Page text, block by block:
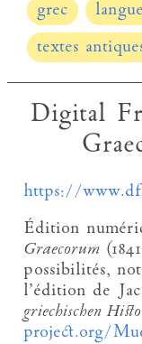
grec
textes
Digital
https://
Édition
Graecorum
possibilités,
l’édition de
griechischen
project.org/